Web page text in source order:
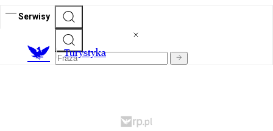
Serwisy
Turystyka